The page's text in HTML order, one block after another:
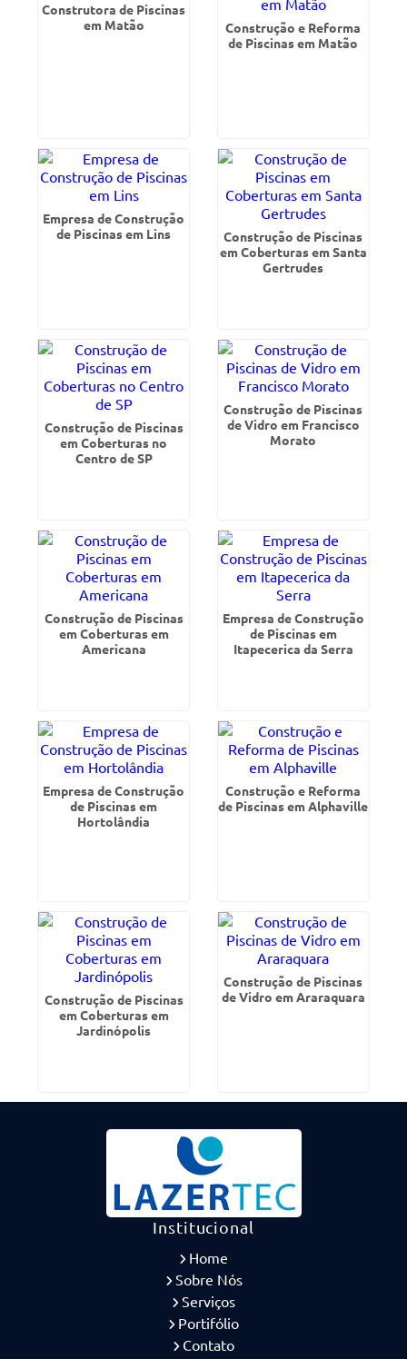
Construtora de Piscinas
em Matão
Construção e Reforma
de Piscinas em Matão
Empresa de Construção
de Piscinas em Lins
Construção de Piscinas
em Coberturas em Santa
Gertrudes
Construção de Piscinas
em Coberturas no
Centro de SP
Construção de Piscinas
de Vidro em Francisco
Morato
Construção de Piscinas
em Coberturas em
Americana
Empresa de Construção
de Piscinas em
Itapecerica da Serra
Empresa de Construção
de Piscinas em
Hortolândia
Construção e Reforma
de Piscinas em Alphaville
Construção de Piscinas
em Coberturas em
Jardinópolis
Construção de Piscinas
de Vidro em Araraquara
Institucional
Home
Sobre Nós
Serviços
Portifólio
Contato